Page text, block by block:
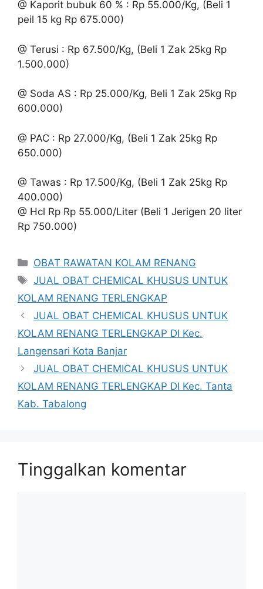
@ Kaporit bubuk 60 % : Rp 55.000/Kg, (Beli 1
peil 15 kg Rp 675.000)
@ Terusi : Rp 67.500/Kg, (Beli 1 Zak 25kg Rp
1.500.000)
@ Soda AS : Rp 25.000/Kg, Beli 1 Zak 25kg Rp
600.000)
@ PAC : Rp 27.000/Kg, (Beli 1 Zak 25kg Rp
650.000)
@ Tawas : Rp 17.500/Kg, (Beli 1 Zak 25kg Rp
400.000)
@ Hcl Rp Rp 55.000/Liter (Beli 1 Jerigen 20 liter
Rp 750.000)
Kategori
OBAT RAWATAN KOLAM RENANG
Tag
JUAL OBAT CHEMICAL KHUSUS UNTUK
KOLAM RENANG TERLENGKAP
JUAL OBAT CHEMICAL KHUSUS UNTUK
KOLAM RENANG TERLENGKAP DI Kec.
Langensari Kota Banjar
JUAL OBAT CHEMICAL KHUSUS UNTUK
KOLAM RENANG TERLENGKAP DI Kec. Tanta
Kab. Tabalong
Tinggalkan komentar